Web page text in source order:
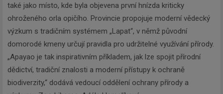
také jako místo, kde byla objevena první hnízda kriticky
ohroženého orla opičího. Provincie propojuje moderní vědecký
výzkum s tradičním systémem „Lapat“, v němž původní
domorodé kmeny určují pravidla pro udržitelné využívání přírody.
„Apayao je tak inspirativním příkladem, jak lze spojit přírodní
dědictví, tradiční znalosti a moderní přístupy k ochraně
biodiverzity,“ dodává vedoucí oddělení ochrany přírody a